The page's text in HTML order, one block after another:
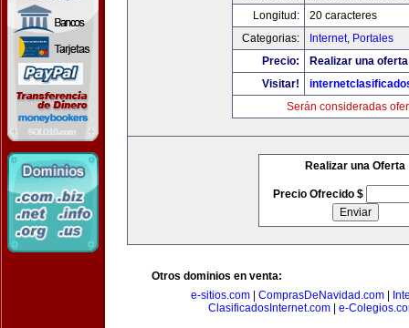
Longitud:
20 caracteres
Categorias:
Internet, Portales
Precio:
Realizar una
Visitar!
Serán consideradas
Realizar una Oferta
Precio Ofrecido $
Otros dominios en venta:
e-sitios.com| ComprasDeNavidad.com|
ClasificadosInternet.com| e-